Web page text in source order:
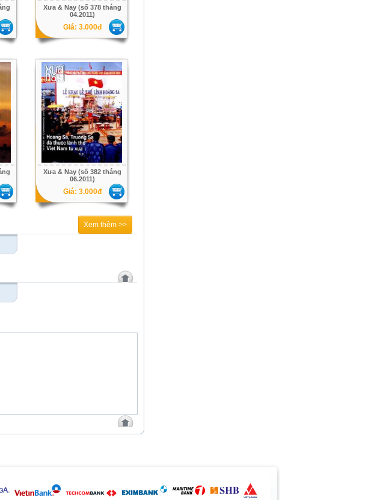
Xưa & Nay (số 378 tháng
04.2011)
Giá: 3.000đ
Xưa & Nay (số 382 tháng
06.2011)
Giá: 3.000đ
Xem thêm >>